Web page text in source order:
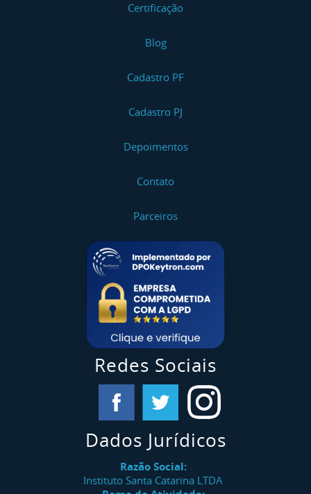
Certificação
Blog
Cadastro PF
Cadastro PJ
Depoimentos
Contato
Parceiros
Redes Sociais
Dados Jurídicos
Razão Social:
Instituto Santa Catarina LTDA